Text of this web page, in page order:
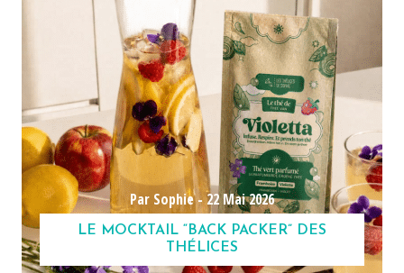
Par Sophie -22 Mai 2026
LE MOCKTAIL “BACK PACKER” DES
THÉLICES